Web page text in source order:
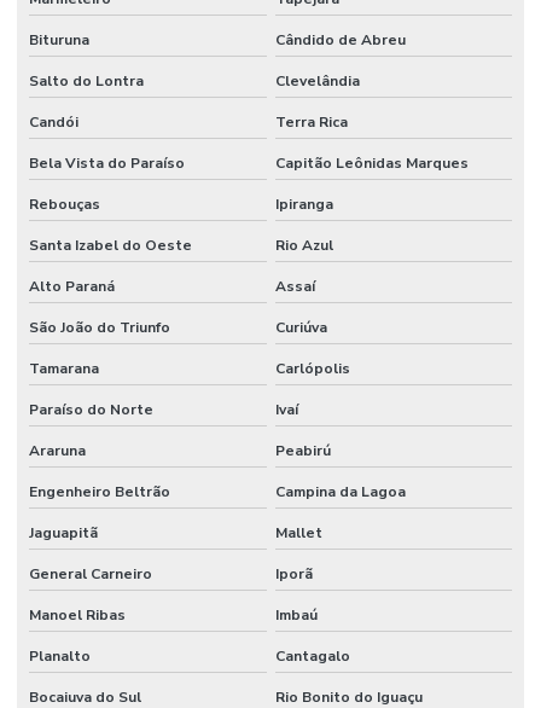
Bituruna Cândido de Abreu
Salto do Lontra Clevelândia
Candói Terra Rica
Bela Vista do Paraíso Capitão Leônidas Marques
Rebouças Ipiranga
Santa Izabel do Oeste Rio Azul
Alto Paraná Assaí
São João do Triunfo Curiúva
Tamarana Carlópolis
Paraíso do Norte Ivaí
Araruna Peabirú
Engenheiro Beltrão Campina da Lagoa
Jaguapitã Mallet
General Carneiro Iporã
Manoel Ribas Imbaú
Planalto Cantagalo
Bocaiuva do Sul Rio Bonito do Iguaçu